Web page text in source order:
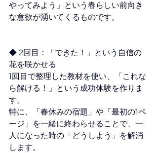
やってみよう」という春らしい前向き
な意欲が湧いてくるものです。
◆ 2回目：「できた！」という自信の
花を咲かせる
1回目で整理した教材を使い、「これな
ら解ける！」という成功体験を作りま
す。
特に、「春休みの宿題」や「最初の1ペ
ージ」を一緒に終わらせることで、一
人になった時の「どうしよう」を解消
します。